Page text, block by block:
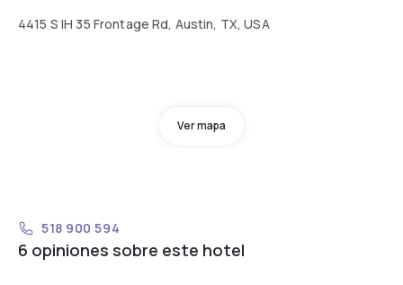
4415 S IH 35 Frontage Rd, Austin, TX, USA
Ver mapa
518 900 594
6 opiniones sobre este hotel